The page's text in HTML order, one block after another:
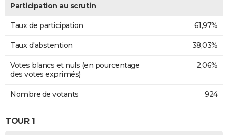
Participation au scrutin
Taux de participation 61,97%
Taux d'abstention 38,03%
Votes blancs et nuls (en pourcentage
des votes exprimés)
2,06%
Nombre de votants 924
TOUR 1